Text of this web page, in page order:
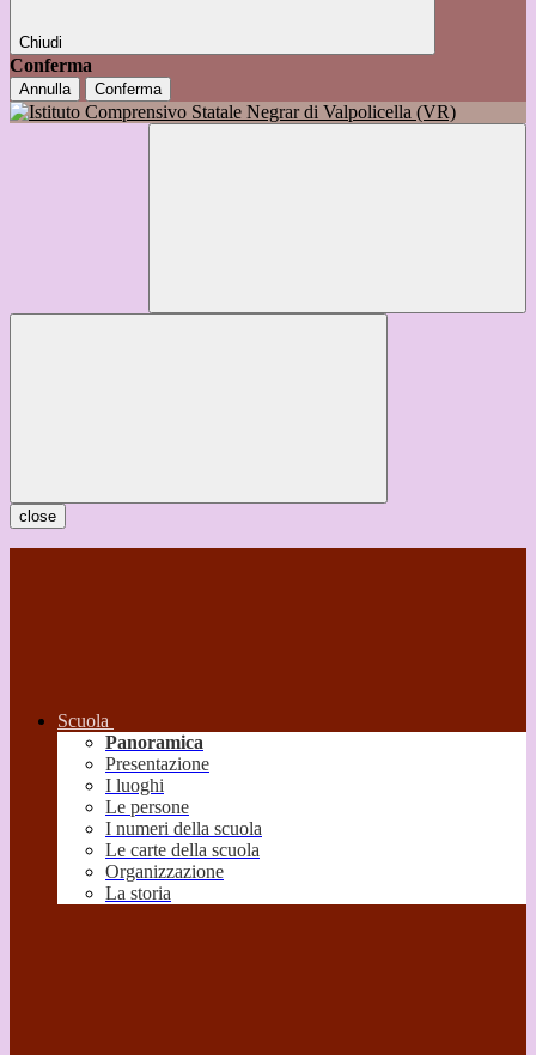
Chiudi
Conferma
Annulla Conferma
close
Scuola
Panoramica
Presentazione
I luoghi
Le persone
I numeri della scuola
Le carte della scuola
Organizzazione
La storia